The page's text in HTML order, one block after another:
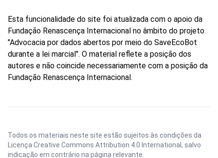
Esta funcionalidade do site foi atualizada com o apoio da
Fundação Renascença Internacional no âmbito do projeto
"Advocacia por dados abertos por meio do SaveEcoBot
durante a lei marcial". O material reflete a posição dos
autores e não coincide necessariamente com a posição da
Fundação Renascença Internacional.
Todos os materiais neste site estão sujeitos às condições da
Licença Creative Commons Attribution 4.0 International , salvo
indicação em contrário na página relevante.